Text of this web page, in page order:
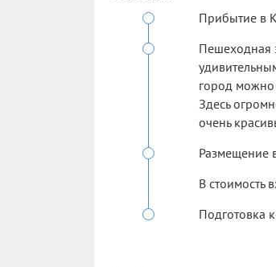
Прибытие в
Пешеходная
город можно
Здесь
очень
Размещение
В стоимость
Подготовка